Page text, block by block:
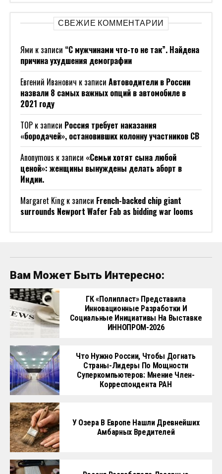
СВЕЖИЕ КОММЕНТАРИИ
Ями к записи “С мужчинами что-то не так”. Найдена
причина ухудшения демографии
Евгений Иванович к записи Автоводители в России
назвали 8 самых важных опций в автомобиле в
2021 году
ТОР к записи Россия требует наказания
«бородачей», остановивших колонну участников СВ
Anonymous к записи «Семьи хотят сына любой
ценой»: женщины вынуждены делать аборт в
Индии.
Margaret Kingк записи French-backed chip giant
surrounds Newport Wafer Fab as bidding war looms
Вам Может Быть Интересно:
ГК «Полипласт» Представила
Инновационные Разработки И
Социальные Инициативы На Выставке
ИННОПРОМ-2026
Что Нужно России, Чтобы Догнать
Страны-Лидеры По Мощности
Суперкомпьютеров: Мнение Член-
Корреспондента РАН
У Озера В Европе Нашли Древнейших
Амбарных Вредителей